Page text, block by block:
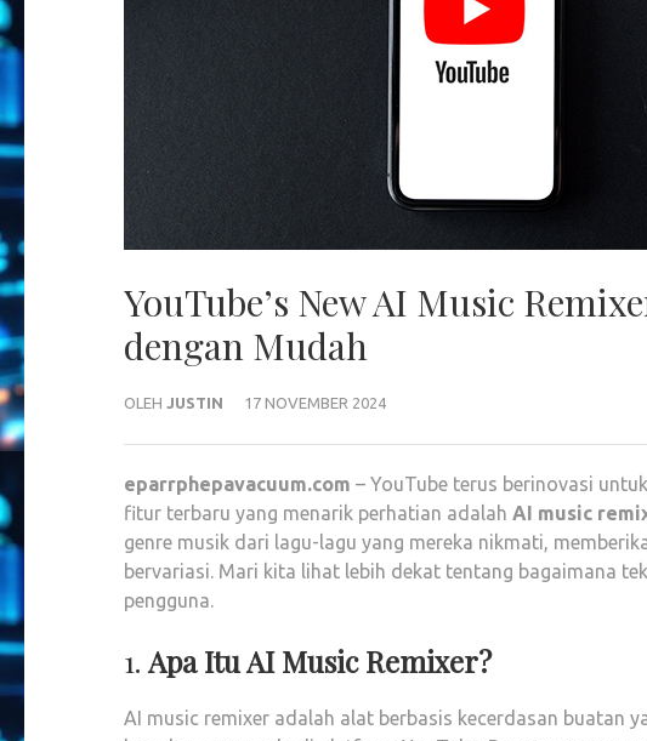
YouTube’s New AI Music
dengan Mudah
OLEH JUSTIN 17 NOVEMBER 2024
eparrphepavacuum.com – YouTube terus berinovasi
fitur terbaru yang menarik perhatian adalah AI music
genre musik dari lagu-lagu yang mereka nikmati,
bervariasi. Mari kita lihat lebih dekat tentang bagaimana
pengguna.
1. Apa Itu AI Music Remixer?
AI music remixer adalah alat berbasis kecerdasan buatan